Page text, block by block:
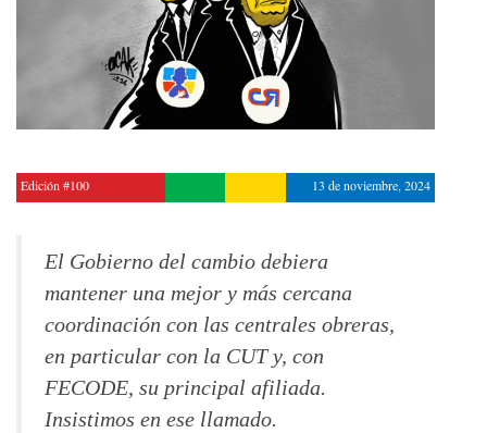
Edición #100 13 de noviembre, 2024
El Gobierno del cambio debiera
mantener una mejor y más cercana
coordinación con las centrales obreras,
en particular con la CUT y, con
FECODE, su principal afiliada.
Insistimos en ese llamado.